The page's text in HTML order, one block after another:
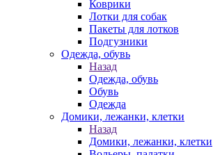
Коврики
Лотки для собак
Пакеты для лотков
Подгузники
Одежда, обувь
Назад
Одежда, обувь
Обувь
Одежда
Домики, лежанки, клетки
Назад
Домики, лежанки, клетки